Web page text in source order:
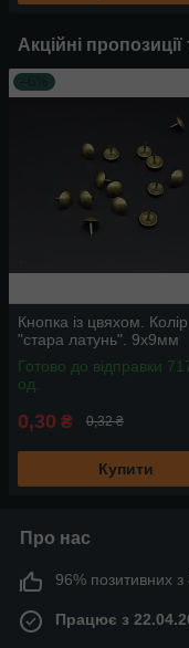
Акційні
Кнопка із цвяхом. Колір
"стара латунь". 9х9мм
Готово до відправки
од.
0,30 ₴ 0,32 ₴
Купити
Про нас
96% позитивних з
Працює з